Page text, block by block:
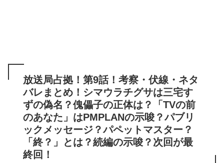
放送局占拠！第9話！考察・伏線・ネタ
バレまとめ！シマウラチグサは三宅す
ずの偽名？傀儡子の正体は？「TVの前
のあなた」はPMPLANの示唆？パブリ
ックメッセージ？パペットマスター？
「終？」とは？続編の示唆？次回が最
終回！